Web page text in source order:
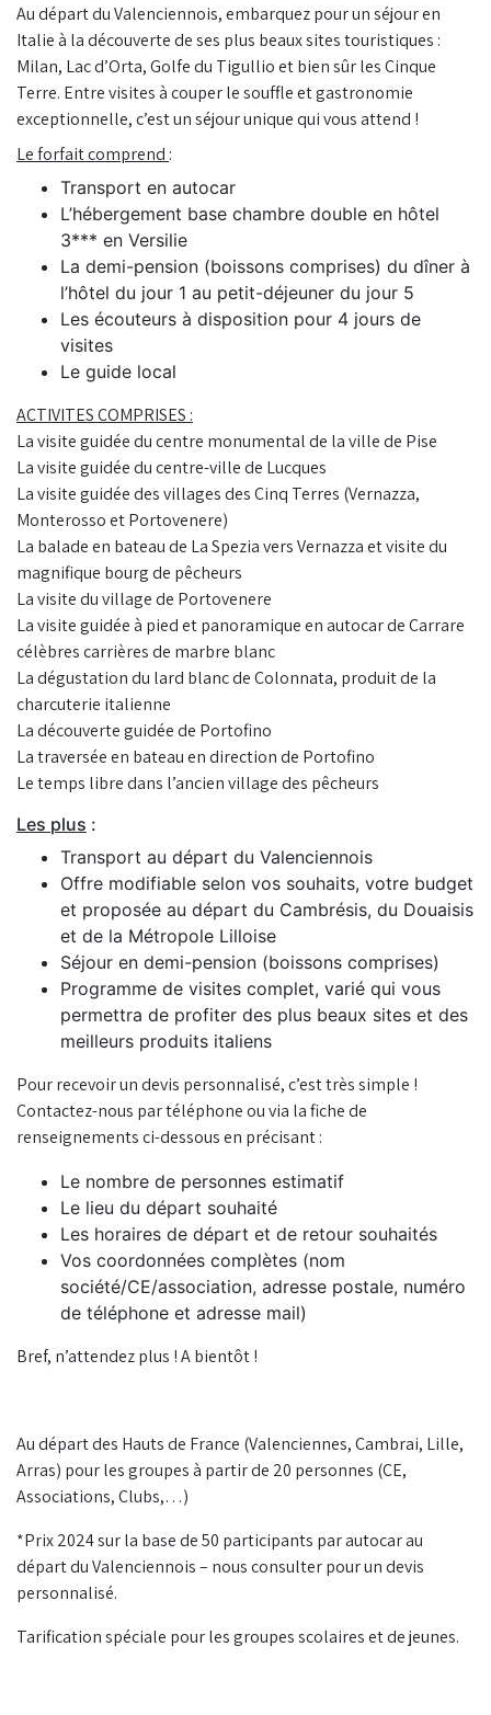
Au départ du Valenciennois, embarquez pour un séjour en
Italie à la découverte de ses plus beaux sites touristiques :
Milan, Lac d’Orta, Golfe du Tigullio et bien sûr les Cinque
Terre. Entre visites à couper le souffle et gastronomie
exceptionnelle, c’est un séjour unique qui vous attend !
Le forfait comprend :
Transport en autocar
L’hébergement base chambre double en hôtel
3*** en Versilie
La demi-pension (boissons comprises) du dîner à
l’hôtel du jour 1 au petit-déjeuner du jour 5
Les écouteurs à disposition pour 4 jours de
visites
Le guide local
ACTIVITES COMPRISES :
La visite guidée du centre monumental de la ville de Pise
La visite guidée du centre-ville de Lucques
La visite guidée des villages des Cinq Terres (Vernazza,
Monterosso et Portovenere)
La balade en bateau de La Spezia vers Vernazza et visite du
magnifique bourg de pêcheurs
La visite du village de Portovenere
La visite guidée à pied et panoramique en autocar de Carrare
célèbres carrières de marbre blanc
La dégustation du lard blanc de Colonnata, produit de la
charcuterie italienne
La découverte guidée de Portofino
La traversée en bateau en direction de Portofino
Le temps libre dans l’ancien village des pêcheurs
Les plus :
Transport au départ du Valenciennois
Offre modifiable selon vos souhaits, votre budget
et proposée au départ du Cambrésis, du Douaisis
et de la Métropole Lilloise
Séjour en demi-pension (boissons comprises)
Programme de visites complet, varié qui vous
permettra de profiter des plus beaux sites et des
meilleurs produits italiens
Pour recevoir un devis personnalisé, c’est très simple !
Contactez-nous par téléphone ou via la fiche de
renseignements ci-dessous en précisant :
Le nombre de personnes estimatif
Le lieu du départ souhaité
Les horaires de départ et de retour souhaités
Vos coordonnées complètes (nom
société/CE/association, adresse postale, numéro
de téléphone et adresse mail)
Bref, n’attendez plus ! A bientôt !
Au départ des Hauts de France (Valenciennes, Cambrai, Lille,
Arras) pour les groupes à partir de 20 personnes (CE,
Associations, Clubs,…)
*Prix 2024 sur la base de 50 participants par autocar au
départ du Valenciennois – nous consulter pour un devis
personnalisé.
Tarification spéciale pour les groupes scolaires et de jeunes.